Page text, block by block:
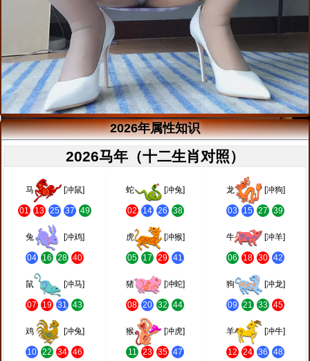
2026年属性知识
2026马年（十二生肖对照）
马 [冲鼠]
01 13 25 37 49
蛇 [冲兔]
02 14 26 38
龙 [冲狗]
03 15 27 39
兔 [冲鸡]
04 16 28 40
虎 [冲猴]
05 17 29 41
牛 [冲羊]
06 18 30 42
鼠 [冲马]
07 19 31 43
猪 [冲蛇]
08 20 32 44
狗 [冲龙]
09 21 33 45
鸡 [冲兔]
10 22 34 46
猴 [冲虎]
11 23 35 47
羊 [冲牛]
12 24 36 48